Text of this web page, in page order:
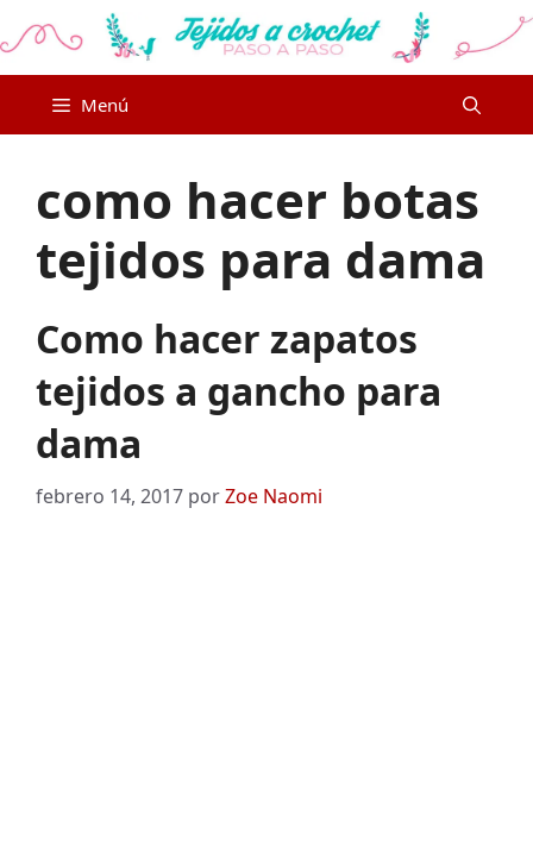
al
Menú
como hacer botas
tejidos para dama
Como hacer zapatos
tejidos a gancho para
dama
febrero 14, 2017 porZoe Naomi